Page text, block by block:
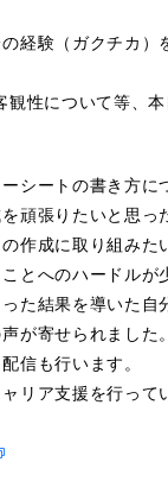
経験（ガクチカ
性について等、
シートの書き方
頑張りたいと思
作成に取り組み
とへのハードル
た結果を導いた
が寄せられました。
信も行います。
リア支援を行っ